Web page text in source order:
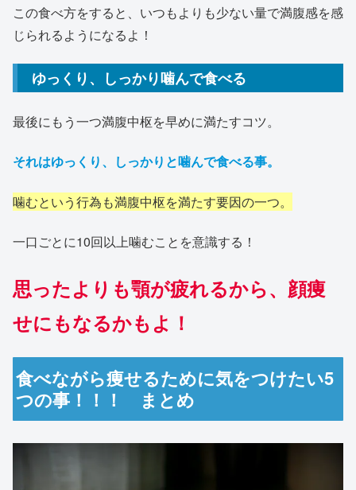
この食べ方をすると、いつもよりも少ない量で満腹感を感
じられるようになるよ！
ゆっくり、しっかり噛んで食べる
最後にもう一つ満腹中枢を早めに満たすコツ。
それはゆっくり、しっかりと噛んで食べる事。
噛むという行為も満腹中枢を満たす要因の一つ。
一口ごとに10回以上噛むことを意識する！
思ったよりも顎が疲れるから、顔痩
せにもなるかもよ！
食べながら痩せるために気をつけたい5
つの事！！！ まとめ